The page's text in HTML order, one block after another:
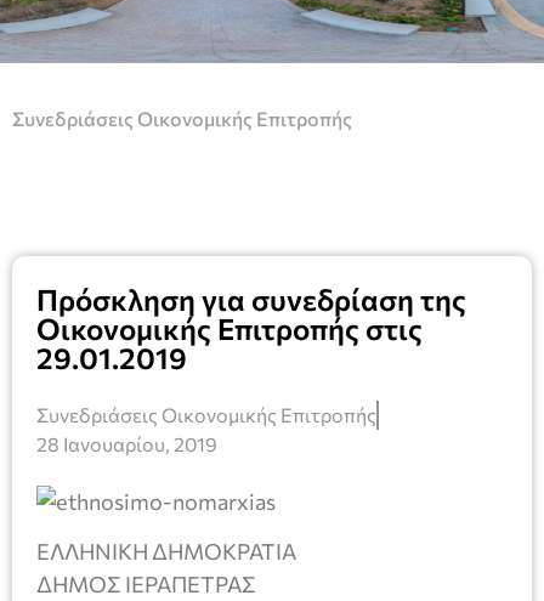
Συνεδριάσεις Οικονομικής Επιτροπής
Πρόσκληση για συνεδρίαση της
Οικονομικής Επιτροπής στις
29.01.2019
Συνεδριάσεις Οικονομικής Επιτροπής
28 Ιανουαρίου, 2019
ΕΛΛΗΝΙΚΗ ΔΗΜΟΚΡΑΤΙΑ
ΔΗΜΟΣ ΙΕΡΑΠΕΤΡΑΣ